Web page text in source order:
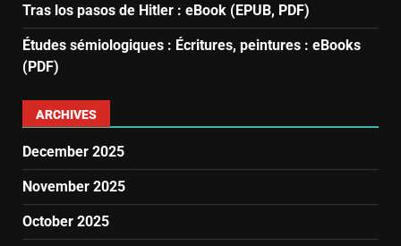
Tras los pasos de Hitler : eBook (EPUB, PDF)
Études sémiologiques : Écritures, peintures : eBooks
(PDF)
ARCHIVES
December 2025
November 2025
October 2025